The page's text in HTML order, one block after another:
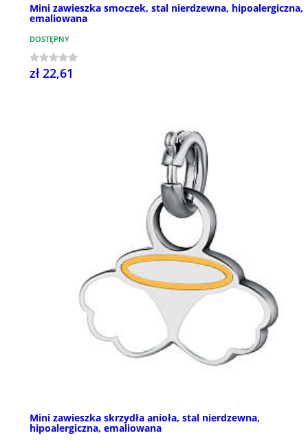
Mini zawieszka smoczek, stal nierdzewna, hipoalergiczna,
emaliowana
DOSTĘPNY
zł 22,61
Mini zawieszka skrzydła anioła, stal nierdzewna,
hipoalergiczna, emaliowana